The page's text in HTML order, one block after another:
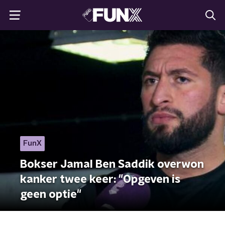
FunX
Bokser Jamal Ben Saddik overwon
kanker twee keer: "Opgeven is
geen optie"